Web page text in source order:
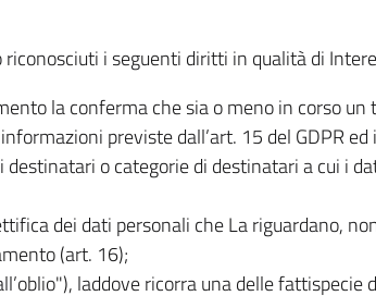
i seguenti diritti in qualità di
la conferma che sia o meno in corso
previste dall’art. 15 del GDPR
o categorie di destinatari a cui i
dei dati personali che La riguardano,
(art. 16);
laddove ricorra una delle fattispecie